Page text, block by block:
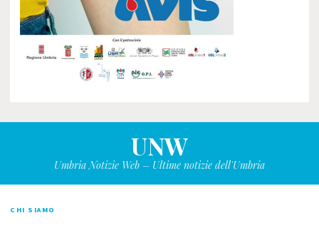
UNW
Umbria Notizie Web – Ultime notizie dell'Umbria
CHI SIAMO